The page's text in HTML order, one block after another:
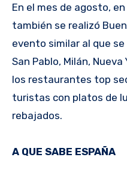
En el mes de agosto,
también se realizó
evento similar al que
San Pablo, Milán,
los restaurantes top
turistas con platos de
rebajados.
A QUE SABE ESPAÑA